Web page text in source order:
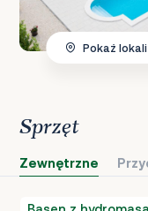
Pokaż
Sprzęt
Zewnętrzne